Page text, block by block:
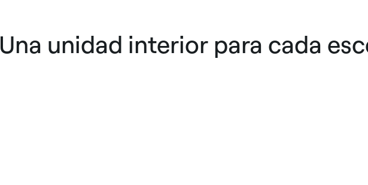
Una unidad interior para cada